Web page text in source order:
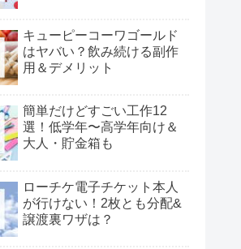
キューピーコーワゴールド
はヤバい？飲み続ける副作
用＆デメリット
簡単だけどすごい工作12
選！低学年〜高学年向け＆
大人・貯金箱も
ローチケ電子チケット本人
が行けない！2枚とも分配&
譲渡裏ワザは？